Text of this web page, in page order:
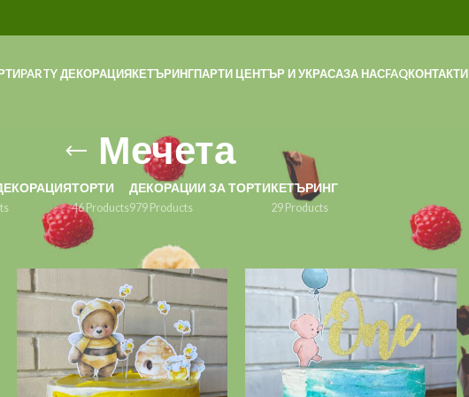
PARTY ДЕКОРАЦИЯКЕТЪРИНГПАРТИ ЦЕНТЪР И УКРАСАЗА НАСFAQКОНТАКТИ
Мечета
ТОРТИ
46 Products
ДЕКОРАЦИИ ЗА ТОРТИ
979 Products
КЕТЪРИНГ
29 Products
Мечета